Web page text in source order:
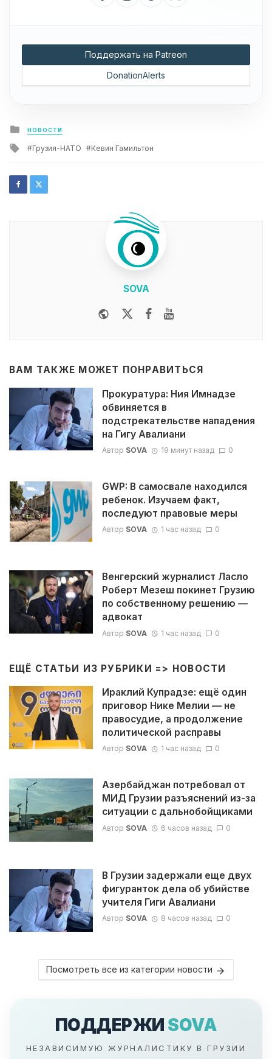
Поддержать на Patreon
DonationAlerts
Posted
in
НОВОСТИ
Tagged
with
Грузия-НАТО Кевин Гамильтон
SOVA
WebsiteTwitterFacebook
ВАМ ТАКЖЕ МОЖЕТ ПОНРАВИТЬСЯ
Прокуратура: Ния Имнадзе
обвиняется в
подстрекательстве нападения
на Гигу Авалиани
Автор SOVA 19 минут назад 0
GWP: В самосвале находился
ребенок. Изучаем факт,
последуют правовые меры
Автор SOVA 1 час назад 0
Венгерский журналист Ласло
Роберт Мезеш покинет Грузию
по собственному решению —
адвокат
Автор SOVA 1 час назад 0
ЕЩЁ СТАТЬИ ИЗ РУБРИКИ => НОВОСТИ
Ираклий Купрадзе: ещё один
приговор Нике Мелии — не
правосудие, а продолжение
политической расправы
Автор SOVA 1 час назад 0
Азербайджан потребовал от
МИД Грузии разъяснений из-за
ситуации с дальнобойщиками
Автор SOVA 6 часов назад 0
В Грузии задержали еще двух
фигуранток дела об убийстве
учителя Гиги Авалиани
Автор SOVA 8 часов назад 0
Посмотреть все из категории новости
ПОДДЕРЖИ SOVA
НЕЗАВИСИМУЮ ЖУРНАЛИСТИКУ В ГРУЗИИ